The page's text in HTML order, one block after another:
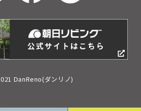
DanReno(ダンリノ)